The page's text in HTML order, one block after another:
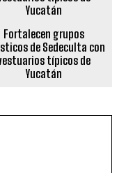
Fortalecen grupos
de Sedeculta con
típicos de
Yucatán